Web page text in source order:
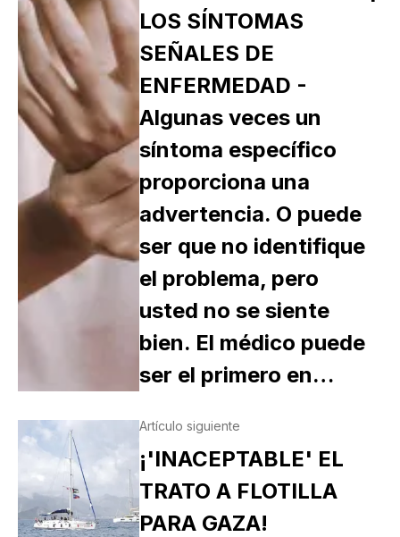
LOS SÍNTOMAS
SEÑALES DE
ENFERMEDAD -
Algunas veces un
síntoma específico
proporciona una
advertencia. O puede
ser que no identifique
el problema, pero
usted no se siente
bien. El médico puede
ser el primero en…
Artículo siguiente
¡'INACEPTABLE' EL
TRATO A FLOTILLA
PARA GAZA!